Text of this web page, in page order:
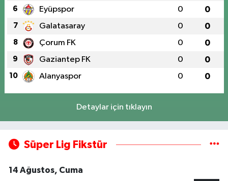
6 Eyüpspor 0 0
7 Galatasaray 0 0
8 Çorum FK 0 0
9 Gaziantep FK 0 0
10 Alanyaspor 0 0
Detaylar için tıklayın
Süper Lig Fikstür
14 Ağustos, Cuma